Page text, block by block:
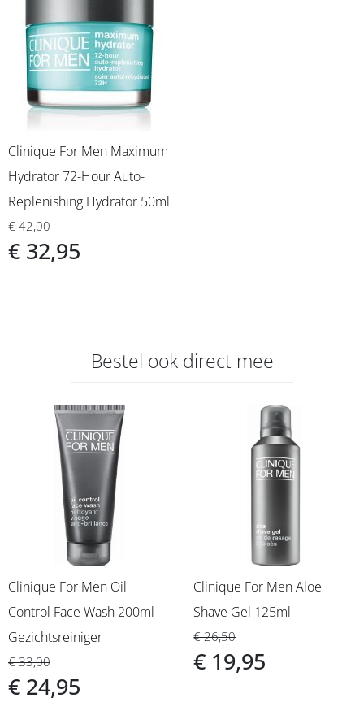
Clinique For Men Maximum
Hydrator 72-Hour Auto-
Replenishing Hydrator 50ml
€ 42,00
€ 32,95
Bestel ook direct mee
Clinique For Men Oil
Control Face Wash 200ml
Gezichtsreiniger
€ 33,00
€ 24,95
Clinique For Men Aloe
Shave Gel 125ml
€ 26,50
€ 19,95